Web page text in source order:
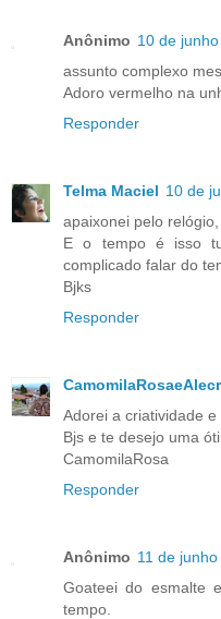
Anônimo 10 de
assunto complexo
Adoro vermelho na
Responder
Telma Maciel 10 de
apaixonei pelo
E o tempo é isso
complicado falar do
Bjks
Responder
Adorei a criatividade e
Bjs e te desejo uma
CamomilaRosa
Responder
Anônimo 11 de
Goateei do esmalte
tempo.